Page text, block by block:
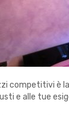
competitivi è
e alle tue